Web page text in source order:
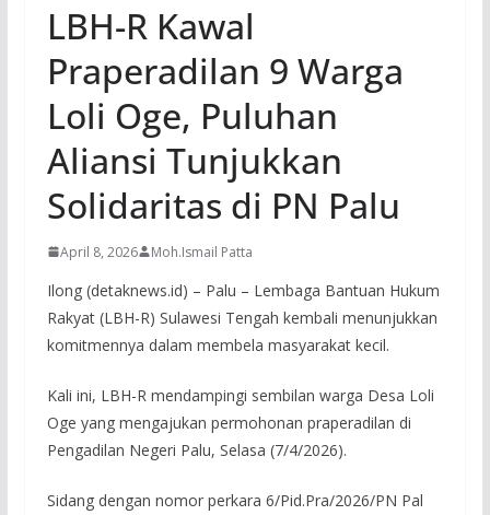
LBH-R Kawal
Praperadilan 9 Warga
Loli Oge, Puluhan
Aliansi Tunjukkan
Solidaritas di PN Palu
April 8, 2026 Moh.Ismail Patta
Ilong (detaknews.id) – Palu – Lembaga Bantuan Hukum
Rakyat (LBH-R) Sulawesi Tengah kembali menunjukkan
komitmennya dalam membela masyarakat kecil.
Kali ini, LBH-R mendampingi sembilan warga Desa Loli
Oge yang mengajukan permohonan praperadilan di
Pengadilan Negeri Palu, Selasa (7/4/2026).
Sidang dengan nomor perkara 6/Pid.Pra/2026/PN Pal